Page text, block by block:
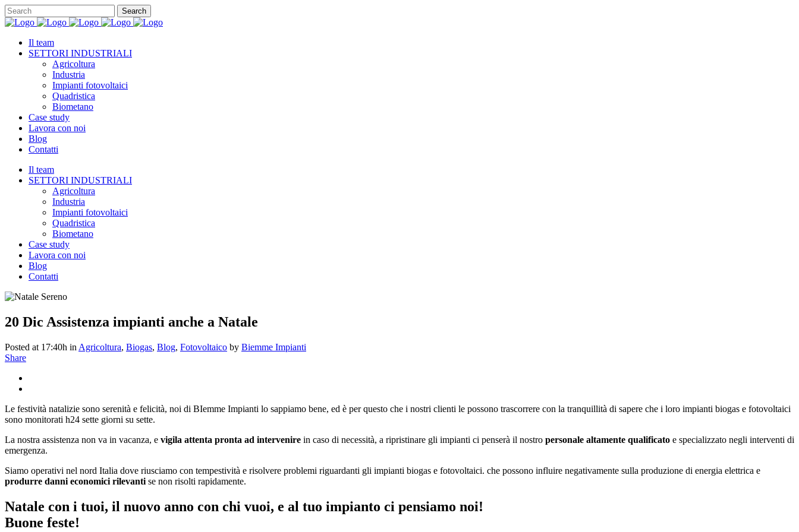
Il team
SETTORI INDUSTRIALI
Agricoltura
Industria
Impianti fotovoltaici
Quadristica
Biometano
Case study
Lavora con noi
Blog
Contatti
Il team
SETTORI INDUSTRIALI
Agricoltura
Industria
Impianti fotovoltaici
Quadristica
Biometano
Case study
Lavora con noi
Blog
Contatti
20 Dic Assistenza impianti anche a Natale
Posted at 17:40h in Agricoltura, Biogas, Blog, Fotovoltaico by Biemme Impianti
Share
Le festività natalizie sono serenità e felicità, noi di BIemme Impianti lo sappiamo bene, ed è per questo che i nostri clienti le possono trascorrere con la tranquillità di sapere che i loro impianti biogas e fotovoltaici
sono monitorati h24 sette giorni su sette.
La nostra assistenza non va in vacanza, e vigila attenta pronta ad intervenire in caso di necessità, a ripristinare gli impianti ci penserà il nostro personale altamente qualificato e specializzato negli interventi di
emergenza.
Siamo operativi nel nord Italia dove riusciamo con tempestività e risolvere problemi riguardanti gli impianti biogas e fotovoltaici. che possono influire negativamente sulla produzione di energia elettrica e
produrre danni economici rilevanti se non risolti rapidamente.
Natale con i tuoi, il nuovo anno con chi vuoi, e al tuo impianto ci pensiamo noi!
Buone feste!